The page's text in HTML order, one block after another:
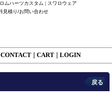
ムハーツカスタム | スワロウェア
見積り/お問い合わせ
CONTACT CART LOGIN
戻る